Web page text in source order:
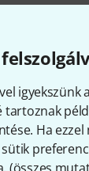
tartoznak
Ha
sütik